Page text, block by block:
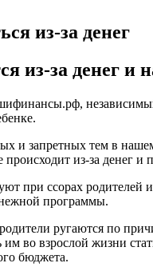
из-за денег
из-за денег и
и запретных тем в
происходит из-за денег
при ссорах
программы.
ругаются по
во взрослой жизни
бюджета.